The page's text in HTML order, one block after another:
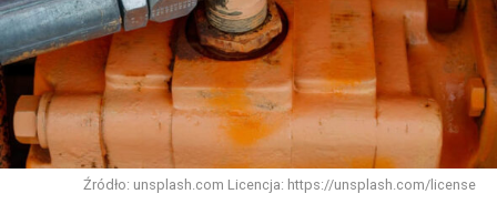
Źródło: unsplash.com Licencja: https://unsplash.com/license